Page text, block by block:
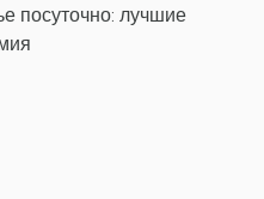
посуточно: лучшие